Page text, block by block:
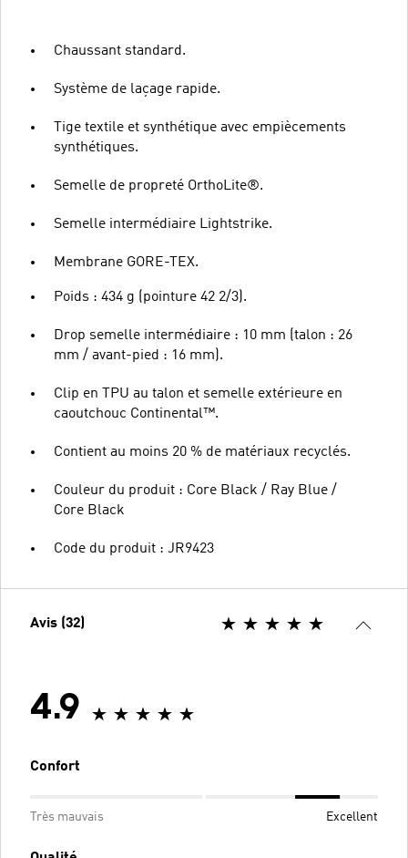
Chaussant standard.
Système de laçage rapide.
Tige textile et synthétique avec empiècements
synthétiques.
Semelle de propreté OrthoLite®.
Semelle intermédiaire Lightstrike.
Membrane GORE-TEX.
Poids : 434 g (pointure 42 2/3).
Drop semelle intermédiaire : 10 mm (talon : 26
mm / avant-pied : 16 mm).
Clip en TPU au talon et semelle extérieure en
caoutchouc Continental™.
Contient au moins 20 % de matériaux recyclés.
Couleur du produit : Core Black / Ray Blue /
Core Black
Code du produit : JR9423
Avis (32)
4.9
Confort
Très mauvais Excellent